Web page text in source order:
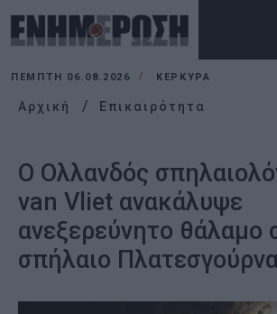
ΠΈΜΠΤΗ 06.08.2026 ΚΕΡΚΥΡΑ
Αρχική Επικαιρότητα
Ο Ολλανδός
van Vliet ανακάλυψε
ανεξερεύνητο θάλαμο
σπήλαιο